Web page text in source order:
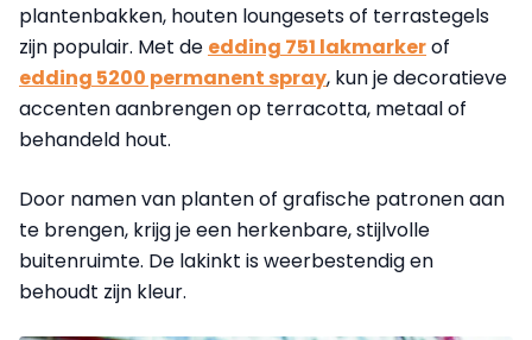
plantenbakken, houten loungesets of terrastegels
zijn populair. Met de edding 751 lakmarkerof
edding 5200 permanent spray, kun je decoratieve
accenten aanbrengen op terracotta, metaal of
behandeld hout.
Door namen van planten of grafische patronen aan
te brengen, krijg je een herkenbare, stijlvolle
buitenruimte. De lakinkt is weerbestendig en
behoudt zijn kleur.